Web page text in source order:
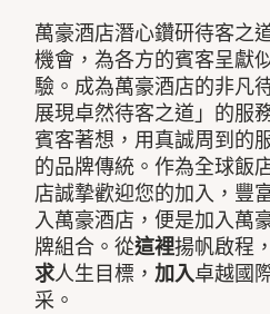
萬豪酒店潛心鑽研待客之
機會，為各方的賓客呈獻
驗。成為萬豪酒店的非凡
展現卓然待客之道」的服
賓客著想，用真誠周到的
的品牌傳統。作為全球飯
店誠摯歡迎您的加入，豐
入萬豪酒店，便是加入萬
牌組合。從這裡揚帆啟程
求人生目標，加入卓越國
采。